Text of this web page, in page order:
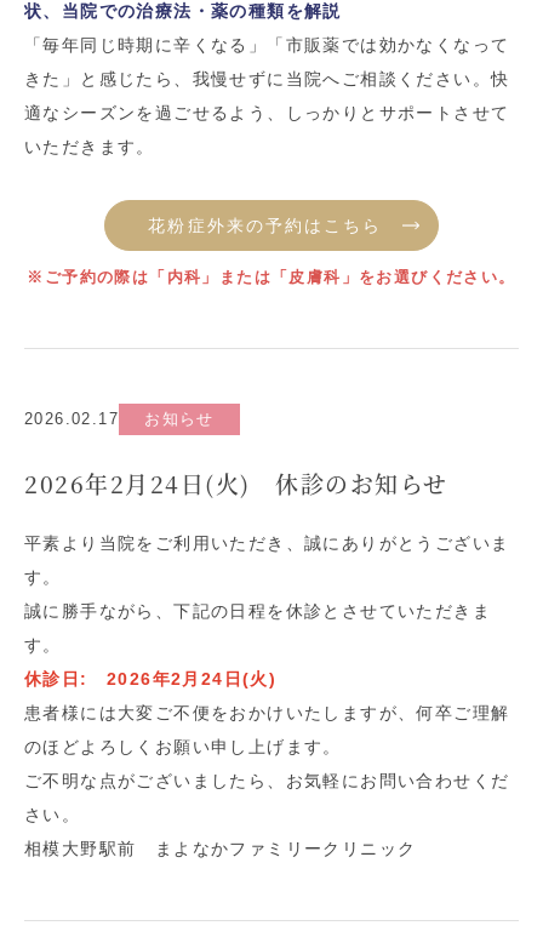
状、当院での治療法・薬の種類を解説
「毎年同じ時期に辛くなる」「市販薬では効かなくなって
きた」と感じたら、我慢せずに当院へご相談ください。快
適なシーズンを過ごせるよう、しっかりとサポートさせて
いただきます。
花粉症外来の予約はこちら
※ご予約の際は「内科」または「皮膚科」をお選びください。
2026.02.17 お知らせ
2026年2月24日(火) 休診のお知らせ
平素より当院をご利用いただき、誠にありがとうございま
す。
誠に勝手ながら、下記の日程を休診とさせていただきま
す。
休診日: 2026年2月24日(火)
患者様には大変ご不便をおかけいたしますが、何卒ご理解
のほどよろしくお願い申し上げます。
ご不明な点がございましたら、お気軽にお問い合わせくだ
さい。
相模大野駅前 まよなかファミリークリニック